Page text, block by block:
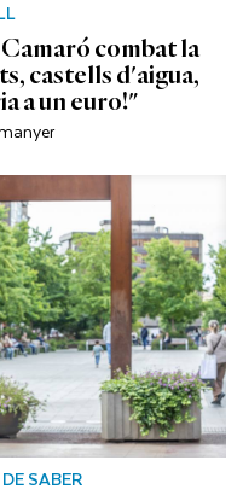
combat la
castells d'aigua,
a un euro!"
SABER